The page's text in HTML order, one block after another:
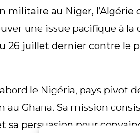
militaire au Niger, l’Algérie
une issue pacifique à la
26 juillet dernier contre le
le Nigéria, pays pivot
au Ghana. Sa mission
sa persuasion pour